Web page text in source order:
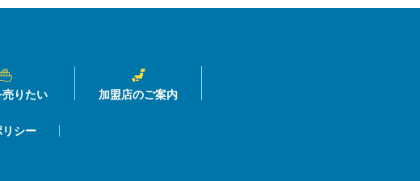
りたい 加盟店のご案内
シー